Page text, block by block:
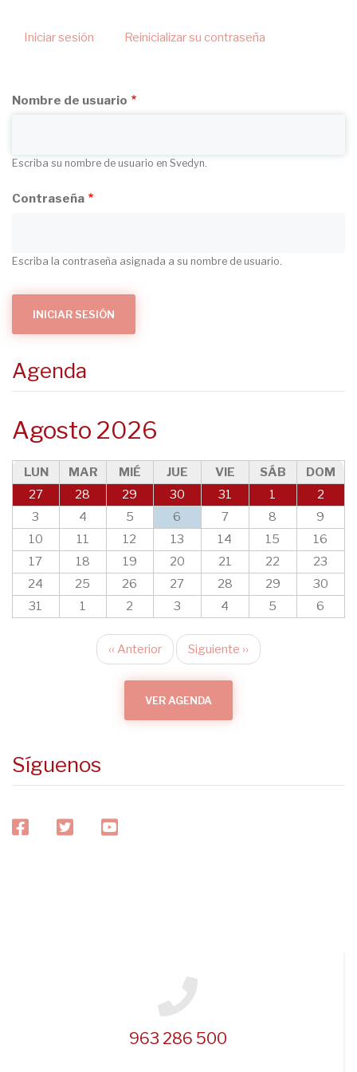
Iniciar sesión (solapaReinicializar su contraseña
Nombre de usuario
Escriba su nombre de usuario en Svedyn.
Contraseña
Escriba la contraseña asignada a su nombre de usuario.
Agenda
Agosto 2026
LUN MAR MIÉ JUE VIE SÁB
DOM
27
28 29 30 31 1
2
3
4 5 6 7 8
9
10
11 12 13 14 15
16
17
18 19 20 21 22
23
24
25 26 27 28 29
30
31
1 2 3 4 5 6
Paginación
‹‹ Anterior Siguiente ››
VER AGENDA
Síguenos
facebooktwitteryoutube
963 286 500